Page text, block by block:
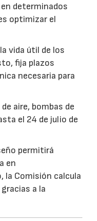
determinados
optimizar el
vida útil de los
fija plazos
necesaria para
aire, bombas de
el 24 de julio de
permitirá
en
la Comisión calcula
a la